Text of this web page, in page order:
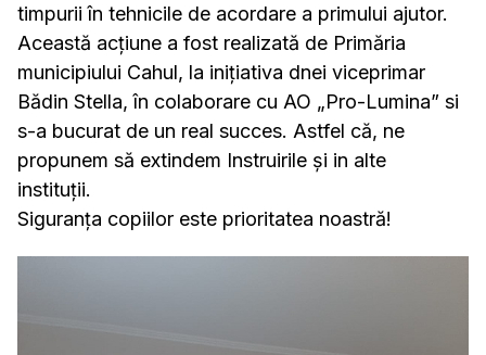
timpurii în tehnicile de acordare a primului ajutor.
Această acțiune a fost realizată de Primăria
municipiului Cahul, la inițiativa dnei viceprimar
Bădin Stella, în colaborare cu AO „Pro-Lumina” si
s-a bucurat de un real succes. Astfel că, ne
propunem să extindem Instruirile și in alte
instituții.
Siguranța copiilor este prioritatea noastră!